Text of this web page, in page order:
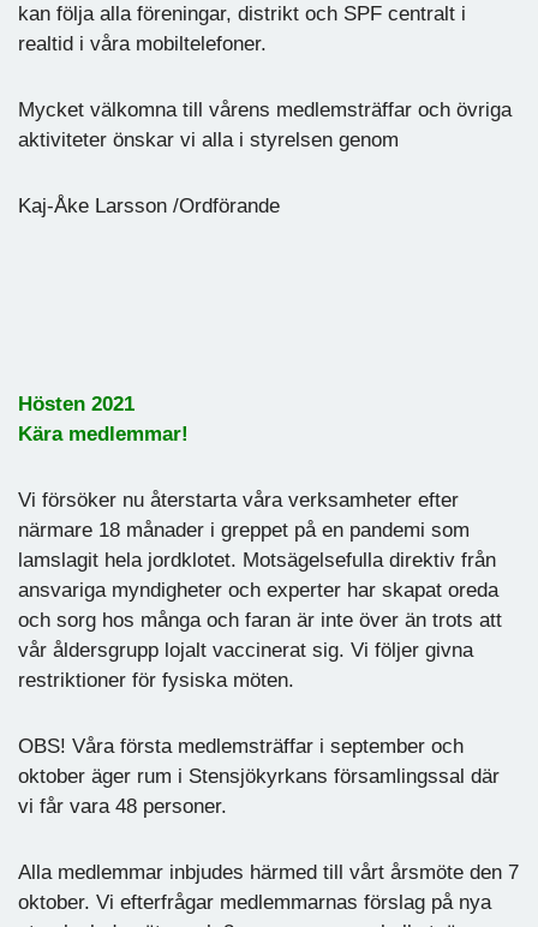
kan följa alla föreningar, distrikt och SPF centralt i
realtid i våra mobiltelefoner.
Mycket välkomna till vårens medlemsträffar och övriga
aktiviteter önskar vi alla i styrelsen genom
Kaj-Åke Larsson /Ordförande
Hösten 2021
Kära medlemmar!
Vi försöker nu återstarta våra verksamheter efter
närmare 18 månader i greppet på en pandemi som
lamslagit hela jordklotet. Motsägelsefulla direktiv från
ansvariga myndigheter och experter har skapat oreda
och sorg hos många och faran är inte över än trots att
vår åldersgrupp lojalt vaccinerat sig. Vi följer givna
restriktioner för fysiska möten.
OBS! Våra första medlemsträffar i september och
oktober äger rum i Stensjökyrkans församlingssal där
vi får vara 48 personer.
Alla medlemmar inbjudes härmed till vårt årsmöte den 7
oktober. Vi efterfrågar medlemmarnas förslag på nya